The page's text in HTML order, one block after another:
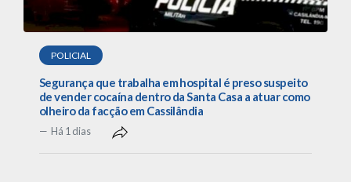
POLICIAL
Segurança que trabalha em hospital é preso suspeito
de vender cocaína dentro da Santa Casa a atuar como
olheiro da facção em Cassilândia
Há 1 dias